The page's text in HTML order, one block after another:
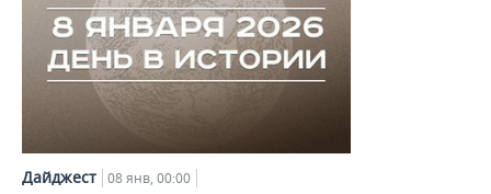
Дайджест 08 янв, 00:00